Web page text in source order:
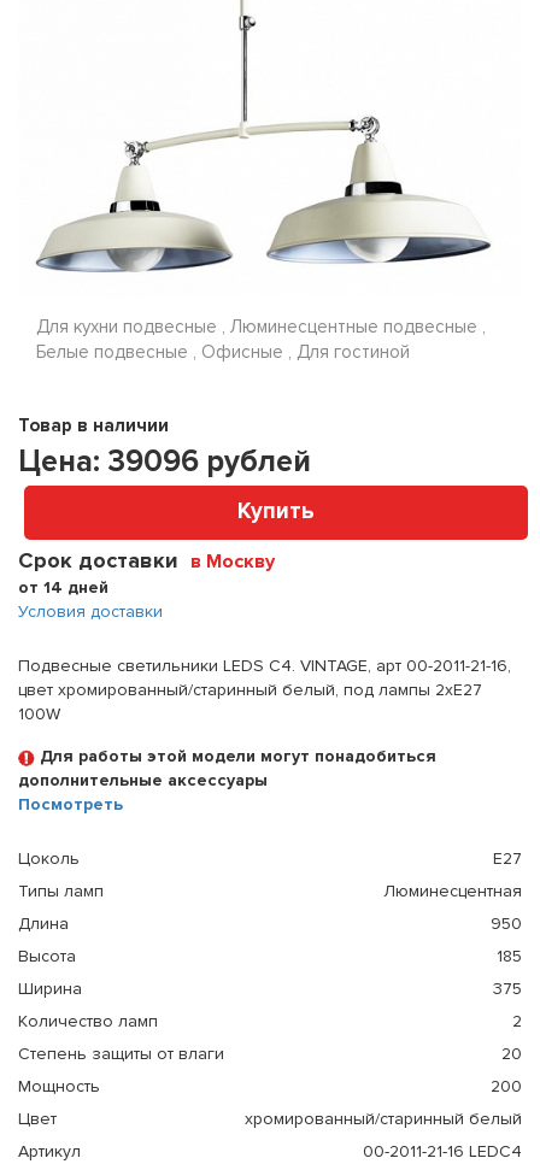
Для кухни подвесные , Люминесцентные подвесные ,
Белые подвесные , Офисные , Для гостиной
Товар в наличии
Цена: 39096 рублей
Купить
Срок доставки в Москву
от 14 дней
Условия доставки
Подвесные светильники LEDS C4. VINTAGE, арт 00-2011-21-16,
цвет хромированный/старинный белый, под лампы 2xE27
100W
Для работы этой модели могут понадобиться
дополнительные аксессуары
Посмотреть
Цоколь
E27
Типы ламп
Люминесцентная
Длина
950
Высота
185
Ширина
375
Количество ламп
2
Степень защиты от влаги
20
Мощность
200
Цвет
хромированный/старинный белый
Артикул
00-2011-21-16 LEDC4